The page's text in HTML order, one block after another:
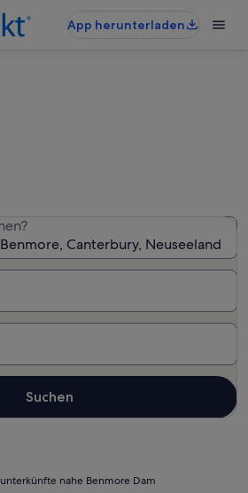
App herunterladen
Canterbury, Neuseeland
Suchen
nahe Benmore Dam